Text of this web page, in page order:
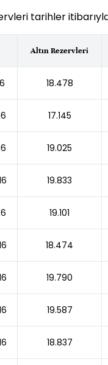
tarihler
Altın Rezervleri
18.478
17.145
19.025
19.833
19.101
18.474
19.790
19.587
18.837